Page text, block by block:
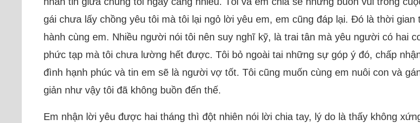
gái chưa lấy chồng yêu tôi mà tôi lại ngỏ lời yêu em, em cũng đáp lại. Đó là thời
hành cùng em. Nhiều người nói tôi nên suy nghĩ kỹ, là trai tân mà yêu người có hai
phức tạp mà tôi chưa lường hết được. Tôi bỏ ngoài tai những sự góp ý đó, chấp
đình hạnh phúc và tin em sẽ là người vợ tốt. Tôi cũng muốn cùng em nuôi con và
giản như vậy tôi đã không buồn đến thế.
Em nhận lời yêu được hai tháng thì đột nhiên nói lời chia tay, lý do là thấy không